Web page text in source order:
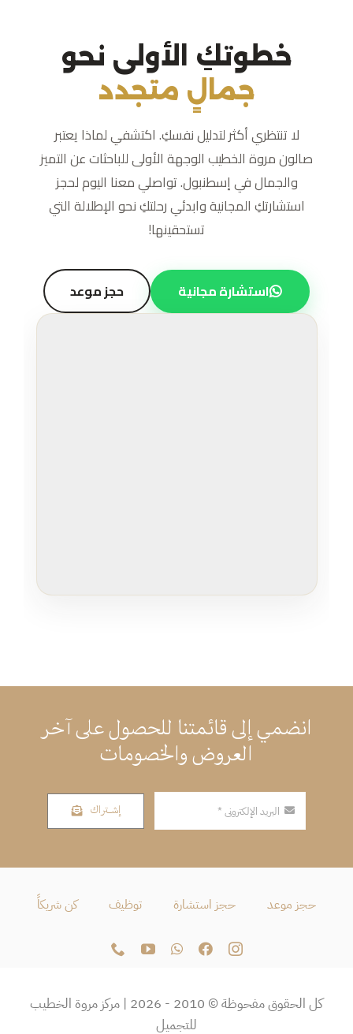
خطوتكِ الأولى نحو
جمالٍ متجدد
لا تنتظري أكثر لتدليل نفسكِ. اكتشفي لماذا يعتبر
صالون مروة الخطيب الوجهة الأولى للباحثات عن التميز
والجمال في إسطنبول. تواصلي معنا اليوم لحجز
استشارتكِ المجانية وابدئي رحلتكِ نحو الإطلالة التي
تستحقينها!
استشارة مجانية حجز موعد
انضمي إلى قائمتنا للحصول على آخر
العروض والخصومات
إشــتراك
حجز موعد حجز استشارة توظيف كن شريكاً
كل الحقوق مفحوظة © 2010 - 2026 | مركز مروة الخطيب
للتجميل